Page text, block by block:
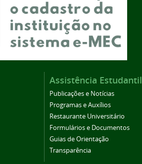
Assistência Estudantil
Publicações e Notícias
Programas e Auxílios
Restaurante Universitário
Formulários e Documentos
Guias de Orientação
Transparência